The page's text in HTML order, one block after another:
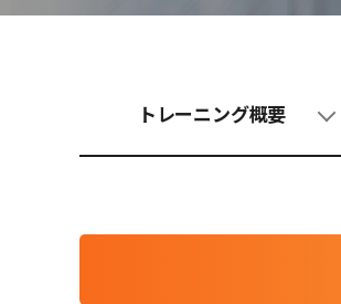
トレーニング概要